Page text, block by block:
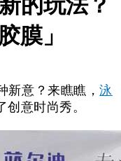
的玩法？
膜」
新意？来瞧瞧，泳
意时尚秀。